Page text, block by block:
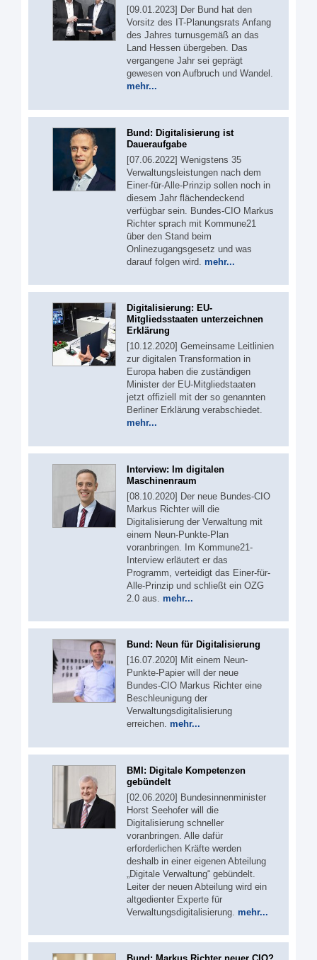
[09.01.2023] Der Bund hat den
Vorsitz des IT-Planungsrats Anfang
des Jahres turnusgemäß an das
Land Hessen übergeben. Das
vergangene Jahr sei geprägt
gewesen von Aufbruch und Wandel.
mehr...
Bund: Digitalisierung ist
Daueraufgabe
[07.06.2022] Wenigstens 35
Verwaltungsleistungen nach dem
Einer-für-Alle-Prinzip sollen noch in
diesem Jahr flächendeckend
verfügbar sein. Bundes-CIO Markus
Richter sprach mit Kommune21
über den Stand beim
Onlinezugangsgesetz und was
darauf folgen wird. mehr...
Digitalisierung: EU-
Mitgliedsstaaten unterzeichnen
Erklärung
[10.12.2020] Gemeinsame Leitlinien
zur digitalen Transformation in
Europa haben die zuständigen
Minister der EU-Mitgliedstaaten
jetzt offiziell mit der so genannten
Berliner Erklärung verabschiedet.
mehr...
Interview: Im digitalen
Maschinenraum
[08.10.2020] Der neue Bundes-CIO
Markus Richter will die
Digitalisierung der Verwaltung mit
einem Neun-Punkte-Plan
voranbringen. Im Kommune21-
Interview erläutert er das
Programm, verteidigt das Einer-für-
Alle-Prinzip und schließt ein OZG
2.0 aus. mehr...
Bund: Neun für Digitalisierung
[16.07.2020] Mit einem Neun-
Punkte-Papier will der neue
Bundes-CIO Markus Richter eine
Beschleunigung der
Verwaltungsdigitalisierung
erreichen. mehr...
BMI: Digitale Kompetenzen
gebündelt
[02.06.2020] Bundesinnenminister
Horst Seehofer will die
Digitalisierung schneller
voranbringen. Alle dafür
erforderlichen Kräfte werden
deshalb in einer eigenen Abteilung
„Digitale Verwaltung“ gebündelt.
Leiter der neuen Abteilung wird ein
altgedienter Experte für
Verwaltungsdigitalisierung. mehr...